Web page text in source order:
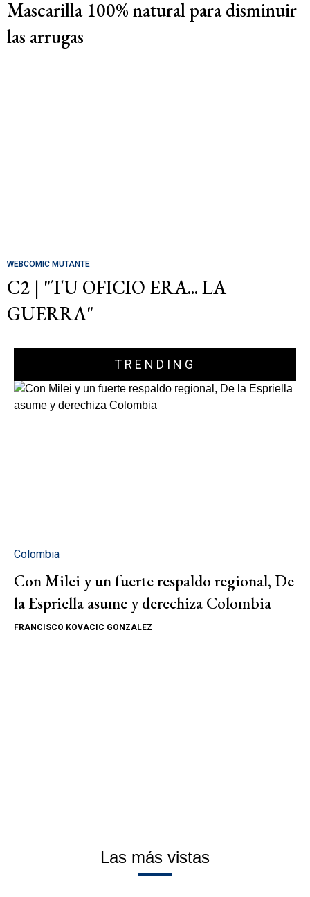
Mascarilla 100% natural para disminuir
las arrugas
WEBCOMIC MUTANTE
C2 | "TU OFICIO ERA... LA
GUERRA"
TRENDING
Colombia
Con Milei y un fuerte respaldo regional, De
la Espriella asume y derechiza Colombia
FRANCISCO KOVACIC GONZALEZ
Las más vistas